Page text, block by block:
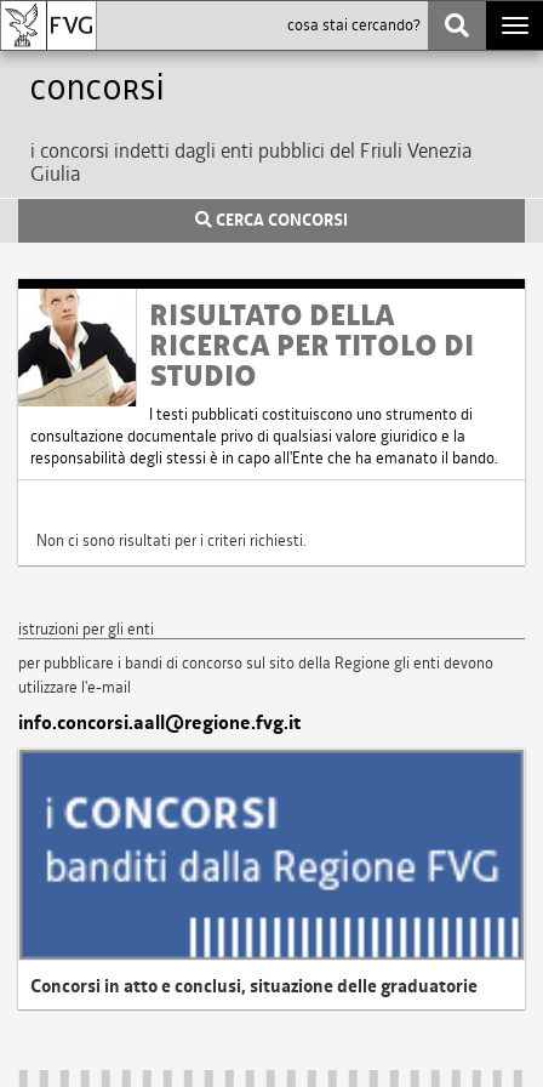
Concorsi
i concorsi indetti dagli enti pubblici del Friuli Venezia
Giulia
CERCA CONCORSI
RISULTATO DELLA
RICERCA PER TITOLO DI
STUDIO
I testi pubblicati costituiscono uno strumento di
consultazione documentale privo di qualsiasi valore giuridico e la
responsabilità degli stessi è in capo all'Ente che ha emanato il bando.
Non ci sono risultati per i criteri richiesti.
istruzioni per gli enti
per pubblicare i bandi di concorso sul sito della Regione gli enti devono
utilizzare l'e-mail
info.concorsi.aall@regione.fvg.it
Concorsi in atto e conclusi, situazione delle graduatorie